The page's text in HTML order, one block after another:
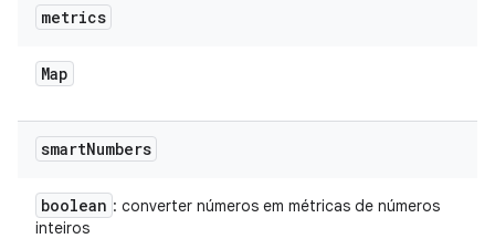
metrics
Map
smartNumbers
boolean : converter números em métricas de números
inteiros